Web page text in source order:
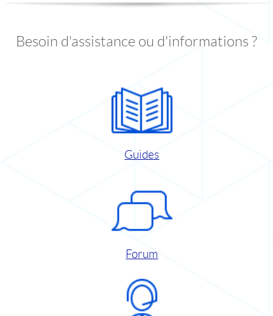
Besoin d'assistance ou d'informations ?
Guides
Forum